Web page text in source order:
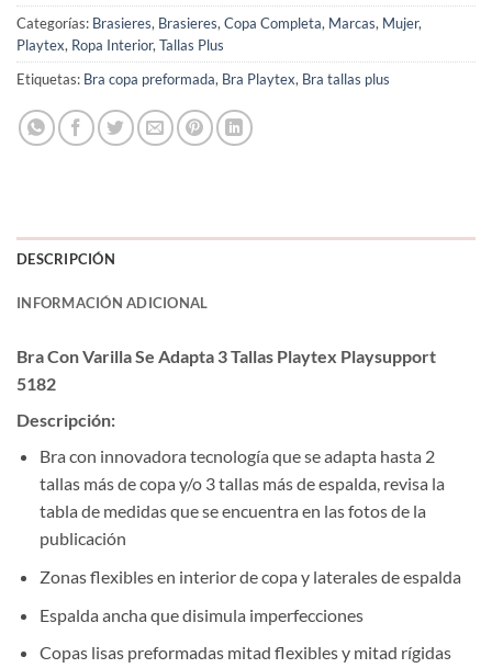
Categorías: Brasieres, Brasieres,Copa Completa, Marcas, Mujer,
Playtex, Ropa Interior,Tallas Plus
Etiquetas: Bra copa preformada, Bra Playtex, Bra tallas plus
DESCRIPCIÓN
INFORMACIÓN ADICIONAL
Bra Con Varilla Se Adapta 3 Tallas Playtex Playsupport
5182
Descripción:
Bra con innovadora tecnología que se adapta hasta 2
tallas más de copa y/o 3 tallas más de espalda, revisa la
tabla de medidas que se encuentra en las fotos de la
publicación
Zonas flexibles en interior de copa y laterales de espalda
Espalda ancha que disimula imperfecciones
Copas lisas preformadas mitad flexibles y mitad rígidas